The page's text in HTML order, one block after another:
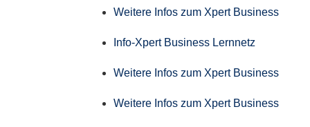
Weitere Infos zum Xpert Business
Info-Xpert Business Lernnetz
Weitere Infos zum Xpert Business
Weitere Infos zum Xpert Business